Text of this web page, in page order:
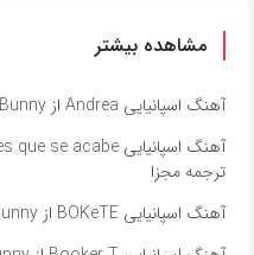
مشاهده بیشتر
آهنگ اسپانیایی Andrea از Bad Bunny به همراه متن و ترجمه مجزا
ترجمه مجزا
آهنگ اسپانیایی BOKeTE از Bad Bunny به همراه متن و ترجمه مجزا